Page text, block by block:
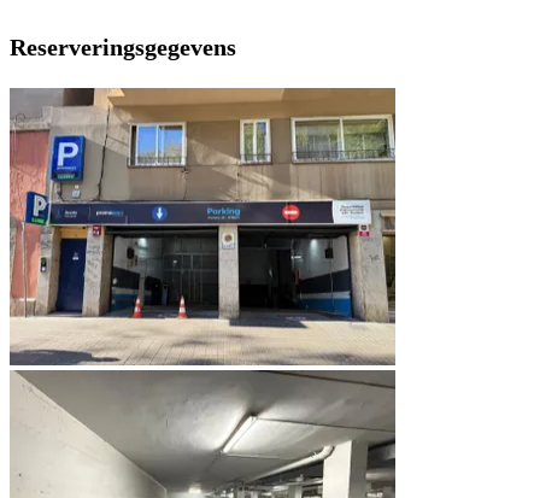
Reserveringsgegevens